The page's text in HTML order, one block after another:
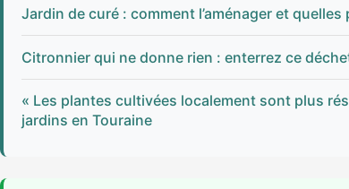
Jardin de curé : comment l’aménager et
Citronnier qui ne donne rien : enterrez ce
« Les plantes cultivées localement sont plus
jardins en Touraine